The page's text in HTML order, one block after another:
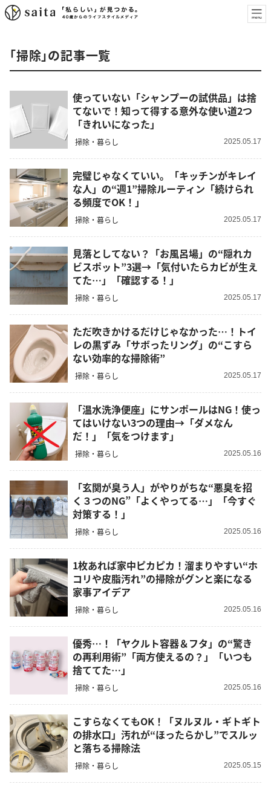
「掃除」の記事一覧
使っていない「シャンプーの試供品」は捨
てないで！知って得する意外な使い道2つ
「きれいになった」
掃除・暮らし 2025.05.17
完璧じゃなくていい。「キッチンがキレイ
な人」の“週1”掃除ルーティン「続けられ
る頻度でOK！」
掃除・暮らし 2025.05.17
見落としてない？「お風呂場」の“隠れカ
ビスポット”3選→「気付いたらカビが生え
てた…」「確認する！」
掃除・暮らし 2025.05.17
ただ吹きかけるだけじゃなかった…！トイ
レの黒ずみ「サボったリング」の“こすら
ない効率的な掃除術”
掃除・暮らし 2025.05.17
「温水洗浄便座」にサンポールはNG！使っ
てはいけない3つの理由→「ダメなん
だ！」「気をつけます」
掃除・暮らし 2025.05.16
「玄関が臭う人」がやりがちな“悪臭を招
く３つのNG”「よくやってる…」「今すぐ
対策する！」
掃除・暮らし 2025.05.16
1枚あれば家中ピカピカ！溜まりやすい“ホ
コリや皮脂汚れ”の掃除がグンと楽になる
家事アイデア
掃除・暮らし 2025.05.16
優秀…！「ヤクルト容器＆フタ」の“驚き
の再利用術”「両方使えるの？」「いつも
捨ててた…」
掃除・暮らし 2025.05.16
こすらなくてもOK！「ヌルヌル・ギトギト
の排水口」汚れが“ほったらかし”でスルッ
と落ちる掃除法
掃除・暮らし 2025.05.15